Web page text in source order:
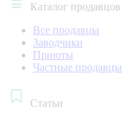
Каталог продавцов
Все продавцы
Заводчики
Приюты
Частные продавцы
Статьи